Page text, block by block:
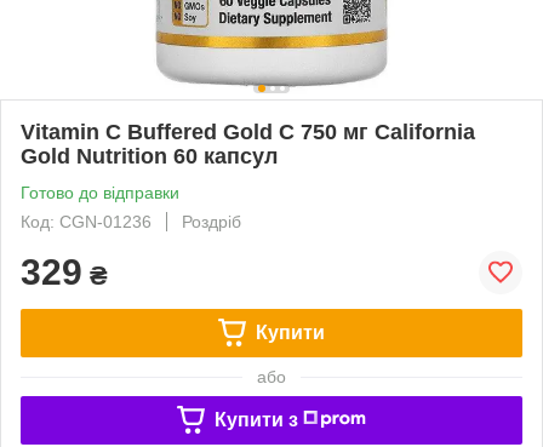
Vitamin C Buffered Gold C 750 мг California
Gold Nutrition 60 капсул
Готово до відправки
Код: CGN-01236
Роздріб
329 ₴
Купити
або
Купити з